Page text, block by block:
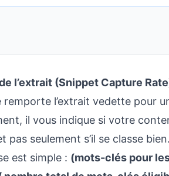
l’extrait (Snippet Capture
remporte l’extrait vedette pour
il vous indique si votre
pas seulement s’il se classe bien.
est simple : (mots-clés pour